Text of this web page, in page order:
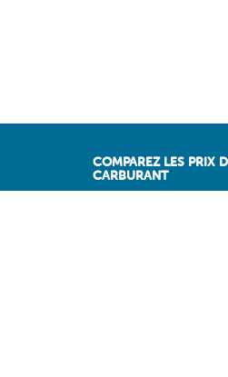
COMPAREZ LES PRIX
CARBURANT